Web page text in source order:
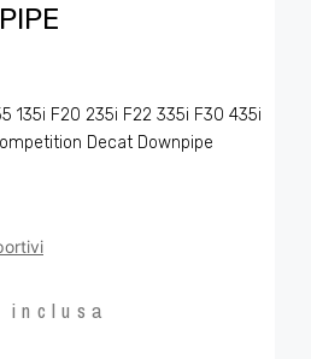
135i F20 235i F22 335i F30 435i
Decat Downpipe
inclusa